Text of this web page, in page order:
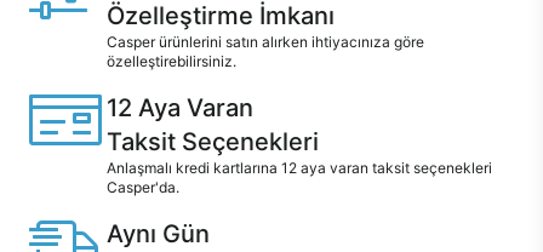
Özelleştirme İmkanı
Casper ürünlerini satın alırken ihtiyacınıza göre
özelleştirebilirsiniz.
12 Aya Varan
Taksit Seçenekleri
Anlaşmalı kredi kartlarına 12 aya varan taksit seçenekleri
Casper'da.
Aynı Gün